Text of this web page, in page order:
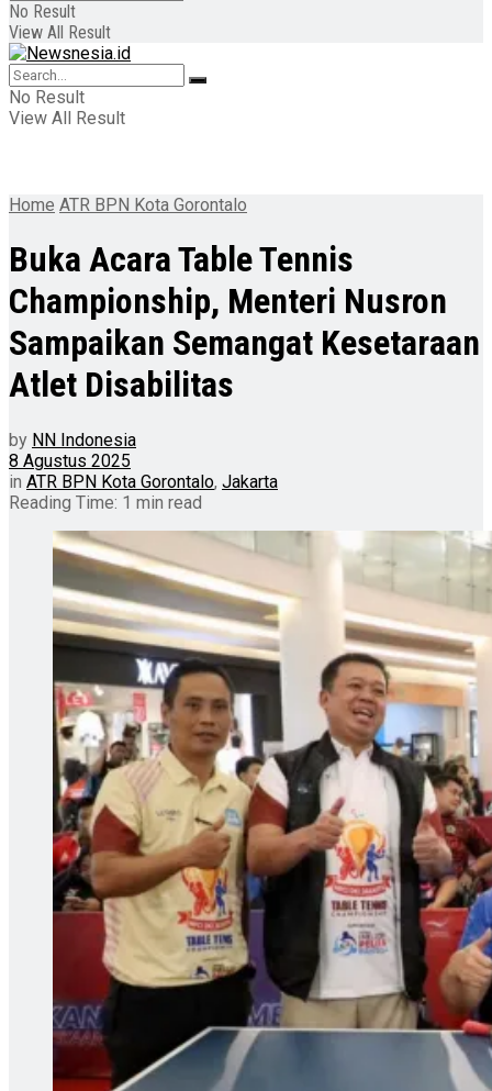
No Result
View All Result
No Result
View All Result
Home ATR BPN Kota Gorontalo
Buka Acara Table Tennis
Championship, Menteri Nusron
Sampaikan Semangat Kesetaraan
Atlet Disabilitas
by NN Indonesia
8 Agustus 2025
in ATR BPN Kota Gorontalo, Jakarta
Reading Time: 1 min read